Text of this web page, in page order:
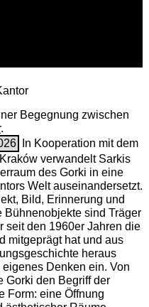
Begegnung zwischen
.
In Kooperation mit dem
verwandelt Sarkis
des Gorki in eine
Welt auseinandersetzt.
Bild, Erinnerung und
Bühnenobjekte sind Träger
seit den 1960er Jahren die
mitgeprägt hat und aus
heraus
Denken ein. Von
Gorki den Begriff der
Form: eine Öffnung